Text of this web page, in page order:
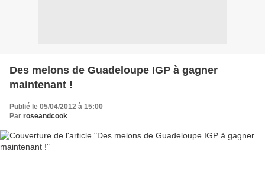
Des melons de Guadeloupe IGP à gagner
maintenant !
Publié le 05/04/2012 à 15:00
Par roseandcook